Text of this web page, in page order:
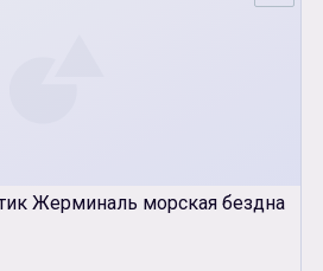
Жерминаль морская бездна